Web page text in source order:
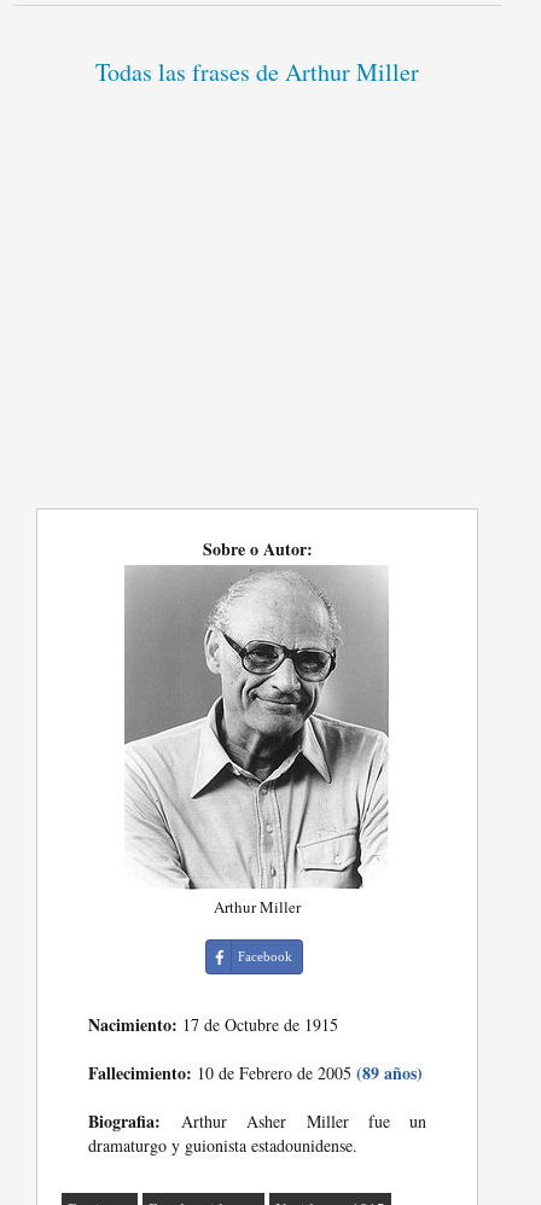
Todas las frases de Arthur Miller
Sobre o Autor:
Arthur Miller
Facebook
Nacimiento: 17 de Octubre de 1915
Fallecimiento: 10 de Febrero de 2005(89 años)
Biografia: Arthur Asher Miller fue un
dramaturgo y guionista estadounidense.